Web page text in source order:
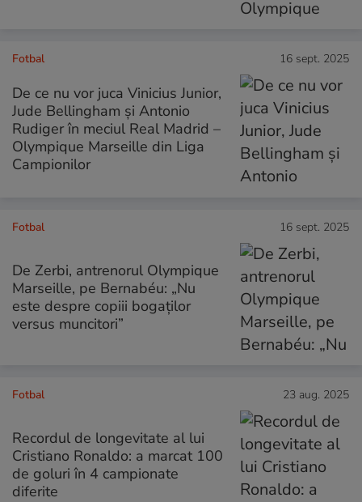
Fotbal 16 sept. 2025
De ce nu vor juca Vinicius Junior,
Jude Bellingham și Antonio
Rudiger în meciul Real Madrid –
Olympique Marseille din Liga
Campionilor
Fotbal 16 sept. 2025
De Zerbi, antrenorul Olympique
Marseille, pe Bernabéu: „Nu
este despre copiii bogaților
versus muncitori”
Fotbal 23 aug. 2025
Recordul de longevitate al lui
Cristiano Ronaldo: a marcat 100
de goluri în 4 campionate
diferite